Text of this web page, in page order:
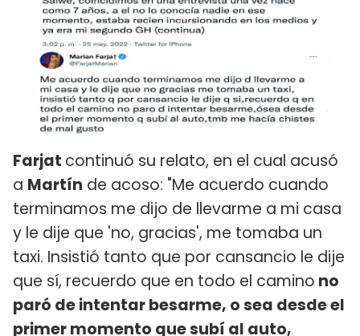
Farjat continuó su relato, en el cual acusó
a Martín de acoso: "Me acuerdo cuando
terminamos me dijo de llevarme a mi casa
y le dije que 'no, gracias', me tomaba un
taxi. Insistió tanto que por cansancio le dije
que sí, recuerdo que en todo el camino no
paró de intentar besarme, o sea desde el
primer momento que subí al auto,